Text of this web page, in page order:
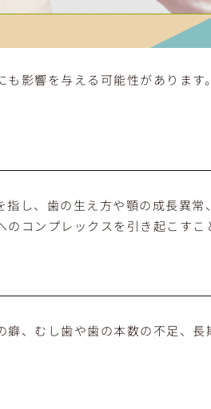
影響を与える可能性がありま
し、歯の生え方や顎の成長異
コンプレックスを引き起こすこ
、むし歯や歯の本数の不足、